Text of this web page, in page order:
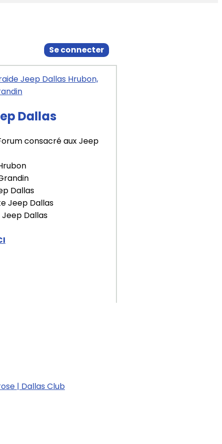
Se connecter
Dallas
consacré aux Jeep
Dallas
Jeep Dallas
Dallas
| Dallas Club